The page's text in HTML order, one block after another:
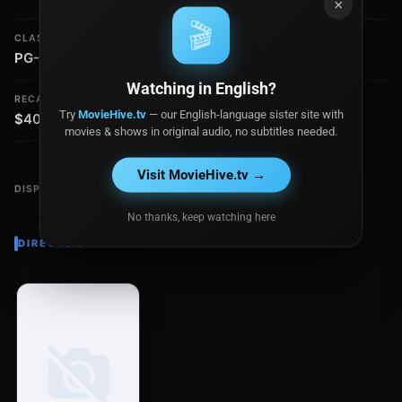
CLASIFICACIÓN
PG-13
PRESUPUESTO
$15.9 millones
RECAUDACIÓN
$40.1 millones
DISPONIBLE EN
DIRECTOR
×
🎬
Watching in English?
Try MovieHive.tv— our English-language sister site with
movies & shows in original audio, no subtitles needed.
Visit MovieHive.tv →
No thanks, keep watching here